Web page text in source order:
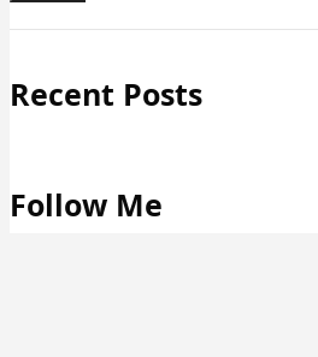
Schließen
Recent Posts
Follow Me